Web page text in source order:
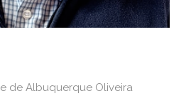
de Albuquerque Oliveira